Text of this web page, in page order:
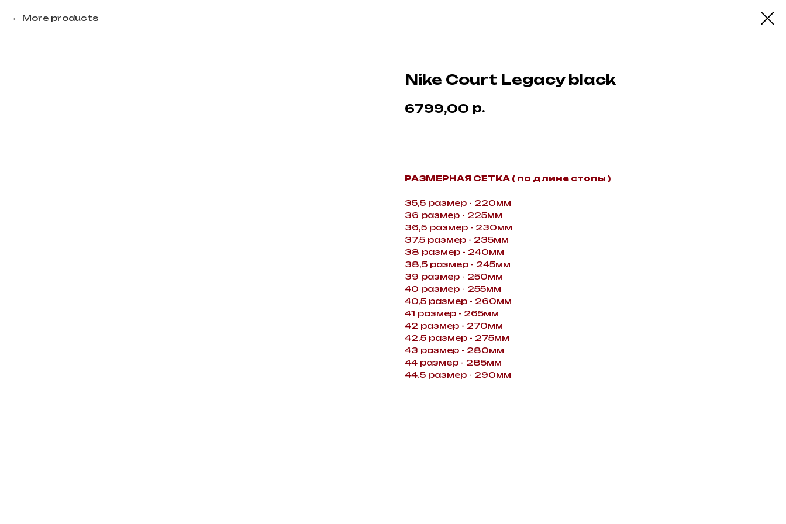
More products
Nike Court Legacy black
6799,00 р.
РАЗМЕРНАЯ СЕТКА ( по длине стопы )
35,5 размер - 220мм
36 размер - 225мм
36,5 размер - 230мм
37,5 размер - 235мм
38 размер - 240мм
38,5 размер - 245мм
39 размер - 250мм
40 размер - 255мм
40,5 размер - 260мм
41 размер - 265мм
42 размер - 270мм
42.5 размер - 275мм
43 размер - 280мм
44 размер - 285мм
44.5 размер - 290мм